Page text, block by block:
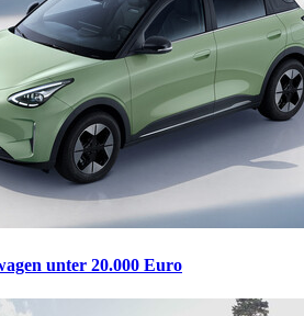
unter 20.000 Euro